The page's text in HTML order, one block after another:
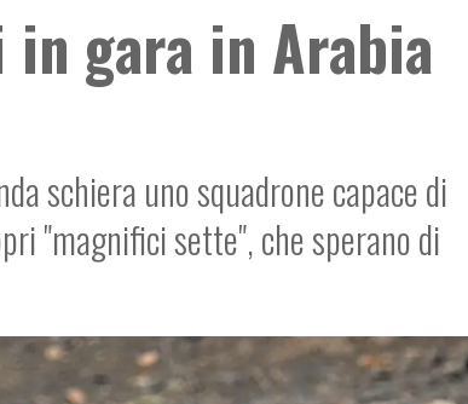
gara in Arabia
schiera uno squadrone capace di
"magnifici sette", che sperano di